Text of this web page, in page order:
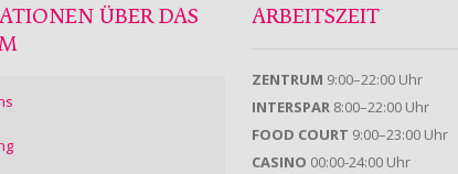
ÜBER DAS
ARBEITSZEIT
ZENTRUM 9:00–22:00 Uhr
INTERSPAR 8:00–22:00 Uhr
FOOD COURT 9:00–23:00 Uhr
CASINO 00:00-24:00 Uhr